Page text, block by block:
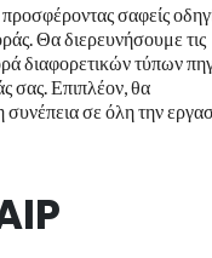
σαφείς
Θα διερευνήσουμε τις
διαφορετικών τύπων
σας. Επιπλέον, θα
σε όλη την